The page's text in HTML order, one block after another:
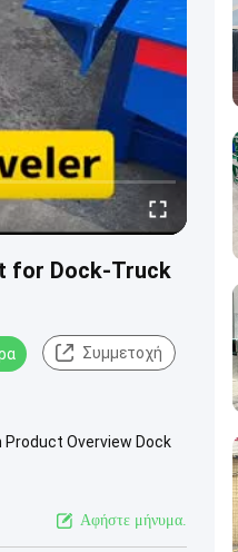
for Dock-Truck
Συμμετοχή
Overview Dock
Αφήστε μήνυμα.